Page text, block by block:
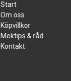
Start
Om oss
Köpvillkor
Mektips & råd
Kontakt